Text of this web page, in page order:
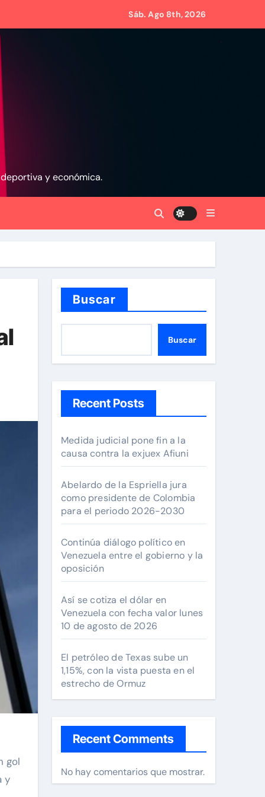
Condominio
propuestas desde las comunidades
a las familias de Venezuela
Sáb. Ago 8th, 2026
y económica.
gol
y
Buscar
Buscar
Recent Posts
Medida judicial pone fin a la
causa contra la exjuex Afiuni
Abelardo de la Espriella jura
como presidente de Colombia
para el periodo 2026-2030
Continúa diálogo político en
Venezuela entre el gobierno y la
oposición
Así se cotiza el dólar en
Venezuela con fecha valor lunes
10 de agosto de 2026
El petróleo de Texas sube un
1,15%, con la vista puesta en el
estrecho de Ormuz
Recent Comments
No hay comentarios que mostrar.